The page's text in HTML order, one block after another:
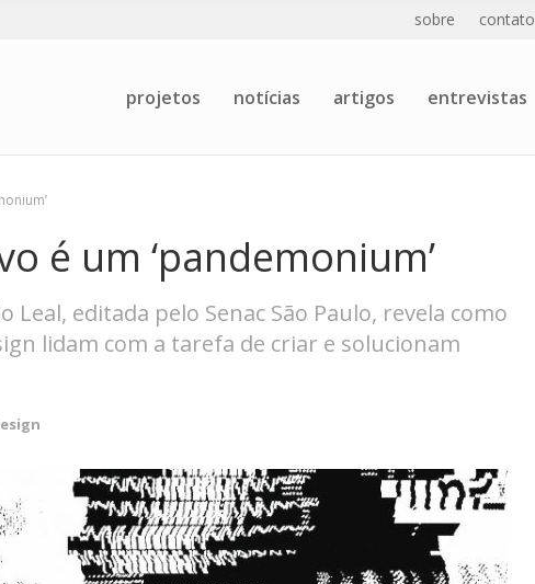
sobre contato
projetos notícias artigos entrevistas
é um ‘pandemonium’
editada pelo Senac São Paulo, revela como
lidam com a tarefa de criar e solucionam